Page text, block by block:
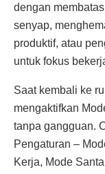
dengan
senyap,
produktif, atau
untuk fokus
Saat kembali ke
mengaktifkan
tanpa gangguan.
Pengaturan –
Kerja, Mode